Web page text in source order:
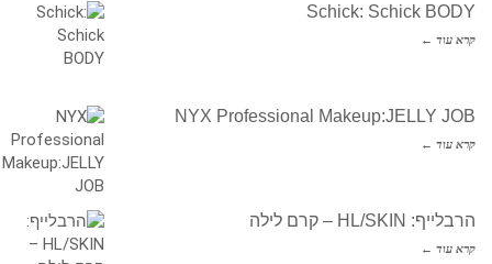
Schick: Schick BODY
קרא עוד ←
NYX Professional Makeup:JELLY JOB
קרא עוד ←
הרבלייף: HL/SKIN – קרם לילה
קרא עוד ←